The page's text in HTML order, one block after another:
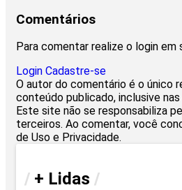
Comentários
Para comentar realize o login em
Login Cadastre-se
O autor do comentário é o único
conteúdo publicado, inclusive
Este site não se responsabiliza
terceiros. Ao comentar, você
de Uso e Privacidade.
/ + Lidas /